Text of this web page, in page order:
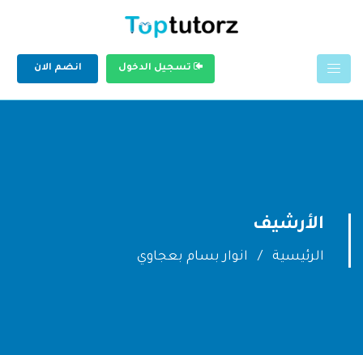
تسجيل الدخول انضم الان
الأرشيف
الرئيسية انوار بسام بعجاوي